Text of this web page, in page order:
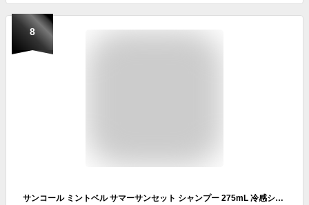
8
サンコール ミントベル サマーサンセット シャンプー 275mL 冷感シャンプー クールシャンプー メントール クール 冷感 涼感 髪 頭皮 臭い ニオイ 女性 夏 保湿 しっとり うるおい ひんやり サロン専売 美容室専売 美容室 美容院